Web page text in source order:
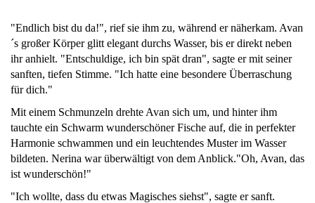
"Endlich bist du da!", rief sie ihm zu, während er näherkam. Avan
´s großer Körper glitt elegant durchs Wasser, bis er direkt neben
ihr anhielt. "Entschuldige, ich bin spät dran", sagte er mit seiner
sanften, tiefen Stimme. "Ich hatte eine besondere Überraschung
für dich."
Mit einem Schmunzeln drehte Avan sich um, und hinter ihm
tauchte ein Schwarm wunderschöner Fische auf, die in perfekter
Harmonie schwammen und ein leuchtendes Muster im Wasser
bildeten. Nerina war überwältigt von dem Anblick."Oh, Avan, das
ist wunderschön!"
"Ich wollte, dass du etwas Magisches siehst", sagte er sanft.